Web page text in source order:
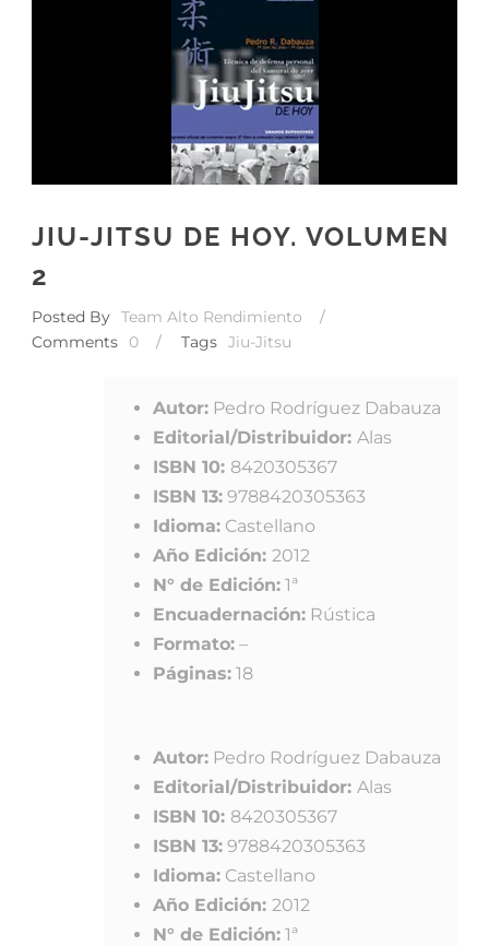
JIU-JITSU DE HOY. VOLUMEN
2
Posted By Team Alto Rendimiento
/
Comments
0 / Tags Jiu-Jitsu
Autor: Pedro Rodríguez Dabauza
Editorial/Distribuidor: Alas
ISBN 10: 8420305367
ISBN 13: 9788420305363
Idioma: Castellano
Año Edición: 2012
N° de Edición: 1ª
Encuadernación: Rústica
Formato: –
Páginas: 18
Autor: Pedro Rodríguez Dabauza
Editorial/Distribuidor: Alas
ISBN 10: 8420305367
ISBN 13: 9788420305363
Idioma: Castellano
Año Edición: 2012
N° de Edición: 1ª